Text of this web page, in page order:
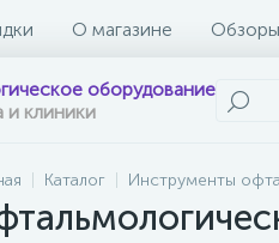
О магазине Обзоры
оборудование
и клиники
Каталог Инструменты